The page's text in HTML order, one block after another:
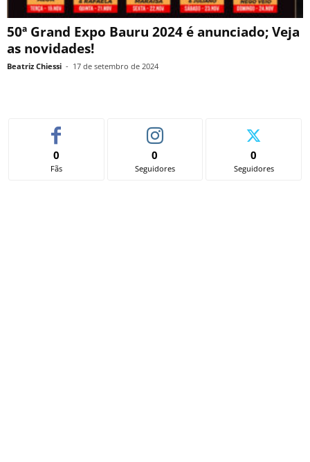
50ª Grand Expo Bauru 2024 é anunciado; Veja
as novidades!
Beatriz Chiessi - 17 de setembro de 2024
0
Fãs
0
Seguidores
0
Seguidores